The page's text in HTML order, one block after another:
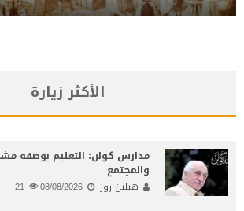
الأكثر زيارة
مدارس كولن: التعليم بوصفه
والمجتمع
هيلين روز 08/08/2026